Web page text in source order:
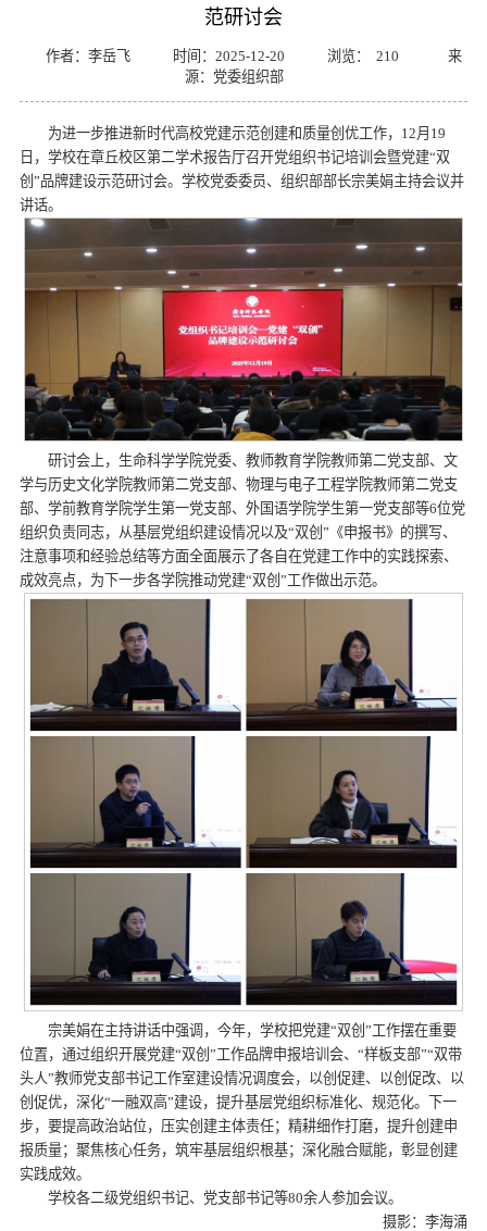
范研讨会
作者：李岳飞 时间：2025-12-20 浏览： 210
来
源：党委组织部
为进一步推进新时代高校党建示范创建和质量创优工作，12月19
日，学校在章丘校区第二学术报告厅召开党组织书记培训会暨党建“双
创”品牌建设示范研讨会。学校党委委员、组织部部长宗美娟主持会议并
讲话。
研讨会上，生命科学学院党委、教师教育学院教师第二党支部、文
学与历史文化学院教师第二党支部、物理与电子工程学院教师第二党支
部、学前教育学院学生第一党支部、外国语学院学生第一党支部等6位党
组织负责同志，从基层党组织建设情况以及“双创”《申报书》的撰写、
注意事项和经验总结等方面全面展示了各自在党建工作中的实践探索、
成效亮点，为下一步各学院推动党建“双创”工作做出示范。
宗美娟在主持讲话中强调，今年，学校把党建“双创”工作摆在重要
位置，通过组织开展党建“双创”工作品牌申报培训会、“样板支部”“双带
头人”教师党支部书记工作室建设情况调度会，以创促建、以创促改、以
创促优，深化“一融双高”建设，提升基层党组织标准化、规范化。下一
步，要提高政治站位，压实创建主体责任；精耕细作打磨，提升创建申
报质量；聚焦核心任务，筑牢基层组织根基；深化融合赋能，彰显创建
实践成效。
学校各二级党组织书记、党支部书记等80余人参加会议。
摄影：李海涌